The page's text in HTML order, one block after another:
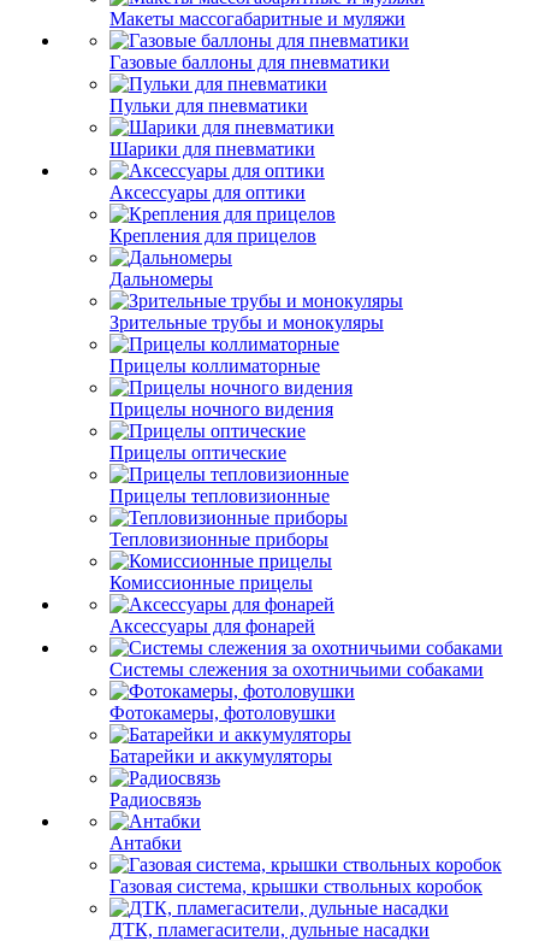
Макеты массогабаритные и муляжи
Газовые баллоны для пневматики
Пульки для пневматики
Шарики для пневматики
Аксессуары для оптики
Крепления для прицелов
Дальномеры
Зрительные трубы и монокуляры
Прицелы коллиматорные
Прицелы ночного видения
Прицелы оптические
Прицелы тепловизионные
Тепловизионные приборы
Комиссионные прицелы
Аксессуары для фонарей
Системы слежения за охотничьими собаками
Фотокамеры, фотоловушки
Батарейки и аккумуляторы
Радиосвязь
Антабки
Газовая система, крышки ствольных коробок
ДТК, пламегасители, дульные насадки